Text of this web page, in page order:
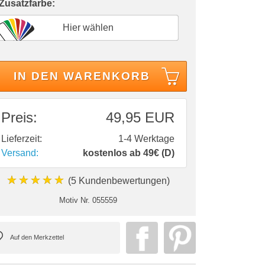
Hier wählen
IN DEN WARENKORB
Preis: 49,95 EUR
Lieferzeit:
1-4 Werktage
Versand:
kostenlos ab 49€ (D)
★★★★★ (5 Kundenbewertungen)
Motiv Nr. 055559